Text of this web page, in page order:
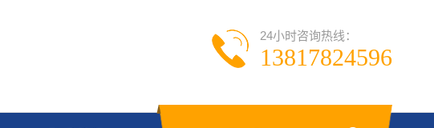
24小时咨询热线：
13817824596